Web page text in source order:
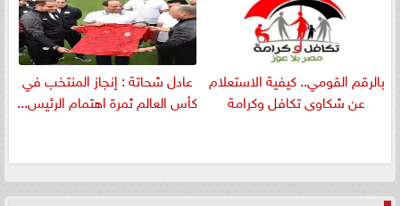
بالرقم القومي.. كيفية الاستعلام
عن شكاوى تكافل وكرامة
عادل شحاتة : إنجاز المنتخب في
كأس العالم ثمرة اهتمام الرئيس...